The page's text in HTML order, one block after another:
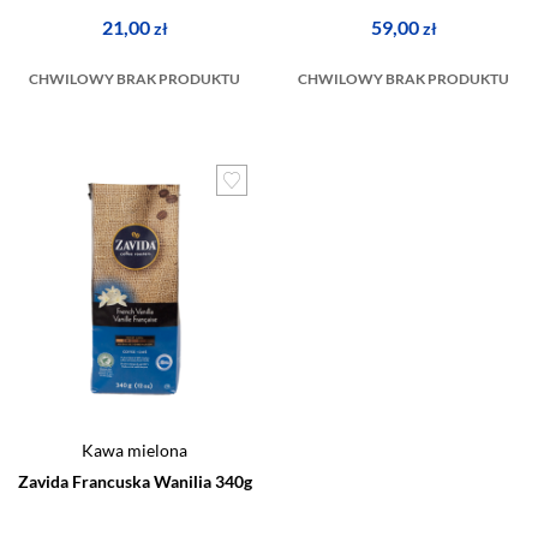
21,00zł
CHWILOWY BRAK PRODUKTU
59,00zł
CHWILOWY BRAK PRODUKTU
Kawa mielona
Zavida Francuska Wanilia 340g